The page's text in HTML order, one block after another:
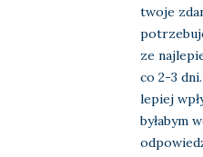
twoje
ze
co 2-3
lepiej
byłabym